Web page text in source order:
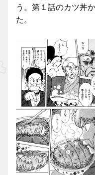
う。第１話のカツ丼
た。